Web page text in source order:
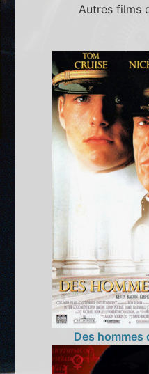
Autres films
Des hommes